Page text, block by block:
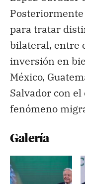
para tratar
bilateral, entre
inversión en
México,
Salvador con
fenómeno
Galería